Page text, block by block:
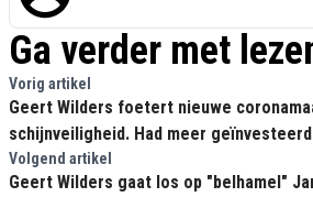
Ga verder met
Vorig artikel
Geert Wilders foetert nieuwe
schijnveiligheid. Had meer
plaats van in asielzoekers!'
Volgend artikel
Geert Wilders gaat los op "belhamel"